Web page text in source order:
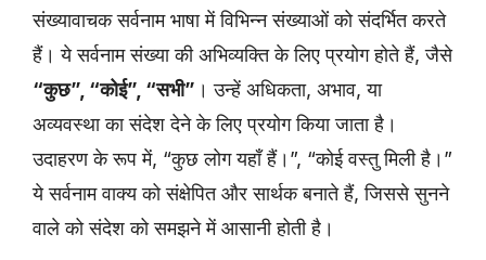
संख्यावाचक सर्वनाम भाषा में विभिन्न संख्याओं को संदर्भित करते
हैं। ये सर्वनाम संख्या की अभिव्यक्ति के लिए प्रयोग होते हैं, जैसे
“कुछ”, “कोई”, “सभी” । उन्हें अधिकता, अभाव, या
अव्यवस्था का संदेश देने के लिए प्रयोग किया जाता है।
उदाहरण के रूप में, “कुछ लोग यहाँ हैं।”, “कोई वस्तु मिली है।”
ये सर्वनाम वाक्य को संक्षेपित और सार्थक बनाते हैं, जिससे सुनने
वाले को संदेश को समझने में आसानी होती है।